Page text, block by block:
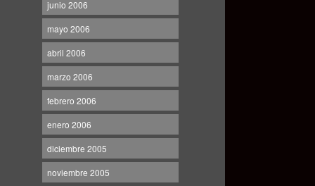
junio 2006
mayo 2006
abril 2006
marzo 2006
febrero 2006
enero 2006
diciembre 2005
noviembre 2005